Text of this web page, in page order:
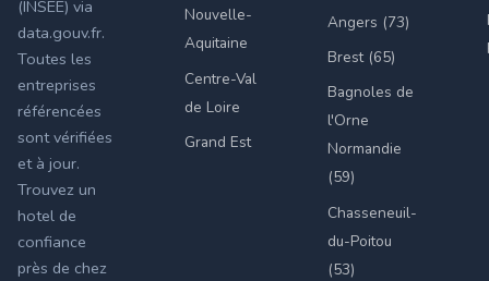
(INSEE) via
data.gouv.fr.
Toutes les
entreprises
référencées
sont vérifiées
et à jour.
Trouvez un
hotel de
confiance
près de chez
Nouvelle-
Aquitaine
Centre-Val
de Loire
Grand Est
Angers (73)
Brest (65)
Bagnoles de
l'Orne
Normandie
(59)
Chasseneuil-
du-Poitou
(53)